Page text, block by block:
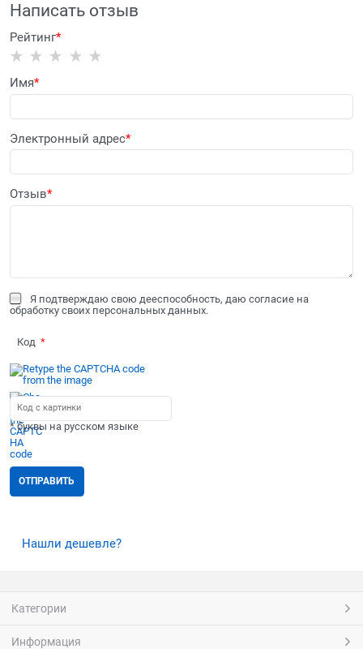
Написать отзыв
Рейтинг
Имя
Электронный адрес
Отзыв
Я подтверждаю свою дееспособность, даю согласие на
обработку своих персональных данных.
Код
* буквы на русском языке
Нашли дешевле?
Категории
Информация